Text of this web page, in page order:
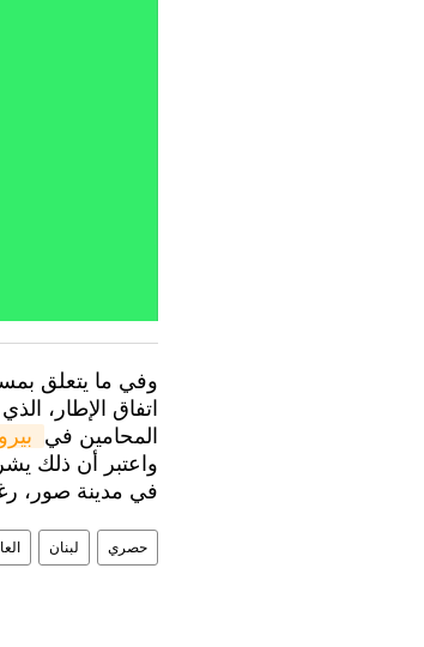
اتفاق الإطار،
المحامين في
واعتبر أن ذلك
في مدينة صور،
حصري لبنان